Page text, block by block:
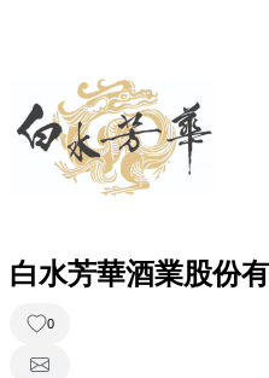
白水芳華酒業股份
0